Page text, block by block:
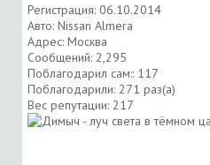
Регистрация: 06.10.2014
Авто: Nissan Almera
Адрес: Москва
Сообщений: 2,295
Поблагодарил сам:: 117
Поблагодарили: 271 раз(а)
Вес репутации: 217